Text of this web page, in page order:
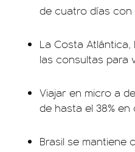
de cuatro días con
La Costa
las consultas para
Viajar en micro a
de hasta el 38%
Brasil se mantiene